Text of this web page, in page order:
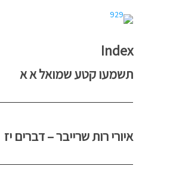
Index
תשמעו קטע שמואל א א
איורי רות שרייבר – דברים יז